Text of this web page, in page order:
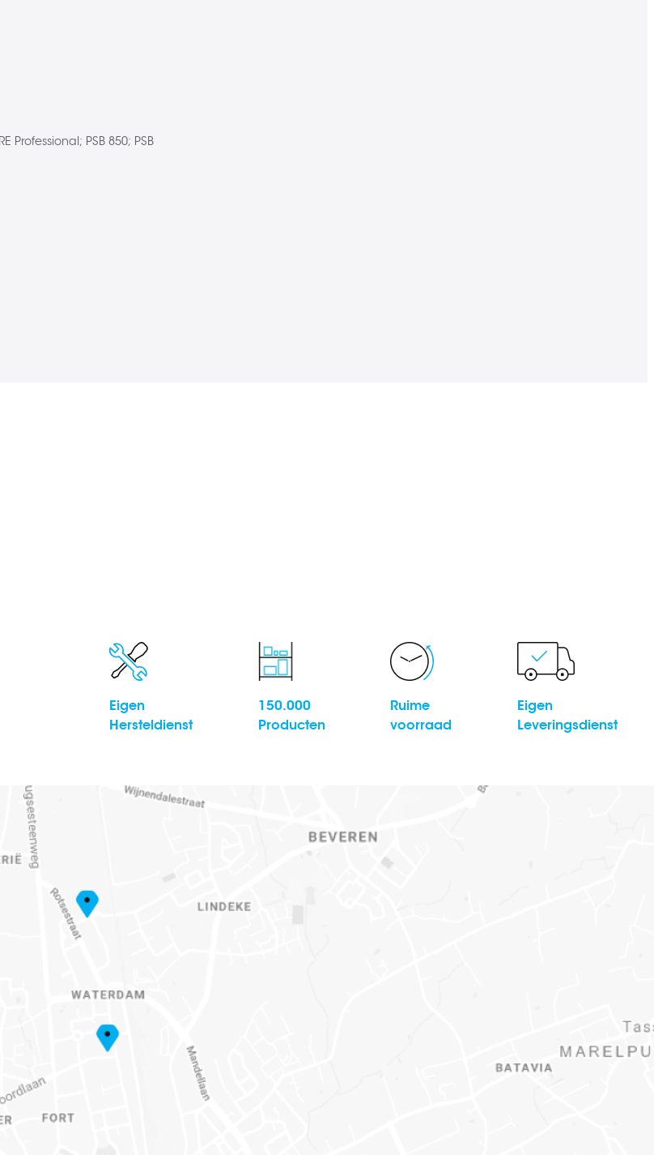
Professional; PSB 850; PSB
Eigen
Hersteldienst
150.000
Producten
Ruime
voorraad
Eigen
Leveringsdienst